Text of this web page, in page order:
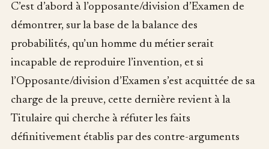
C’est d’abord à l’opposante/division d’Examen de
démontrer, sur la base de la balance des
probabilités, qu’un homme du métier serait
incapable de reproduire l’invention, et si
l’Opposante/division d’Examen s’est acquittée de sa
charge de la preuve, cette dernière revient à la
Titulaire qui cherche à réfuter les faits
définitivement établis par des contre-arguments